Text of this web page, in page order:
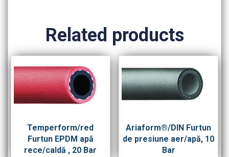
Related products
Temperform/red
Furtun EPDM apă
rece/caldă , 20 Bar
Ariaform®/DIN Furtun
de presiune aer/apă, 10
Bar